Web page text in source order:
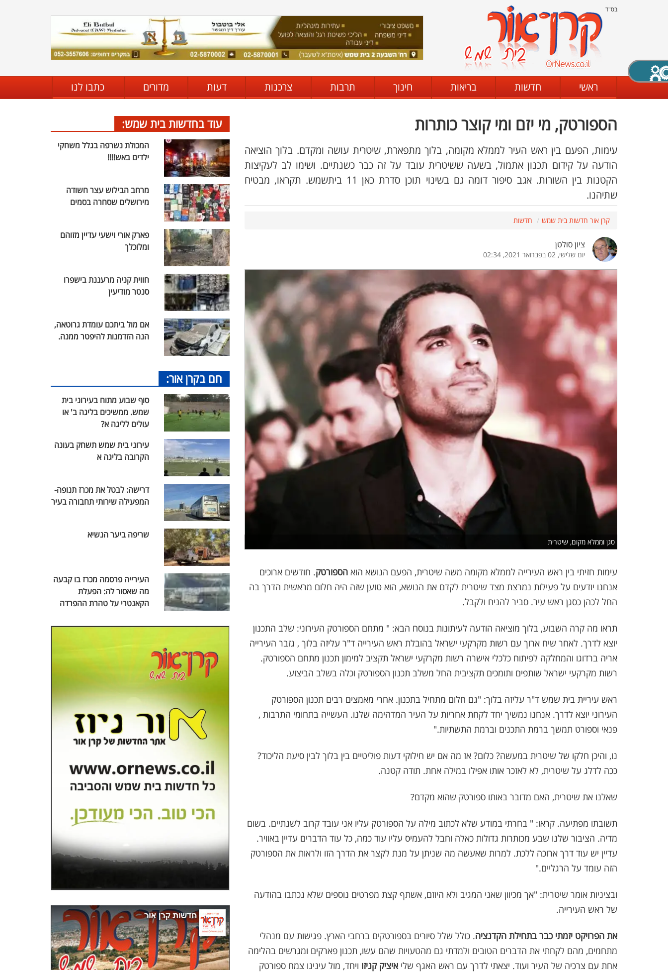
בס"ד
ראשי חדשות בריאות חינוך תרבות צרכנות דעות מדורים כתבו לנו
הספורטק, מי יזם ומי קוצר כותרות
עימות, הפעם בין ראש העיר לממלא מקומה, בלוך מתפארת, שיטרית עושה ומקדם. בלוך הוציאה
הודעה על קידום תכנון אתמול, בשעה ששיטרית עובד על זה כבר כשנתיים. ושימו לב לעקיצות
הקטנות בין השורות. אגב סיפור דומה גם בשינוי תוכן סדרת כאן 11 ביתשמש. תקראו, מבטיח
שתיהנו.
קרן אור חדשות בית שמש חדשות
ציון סולטן
יום שלישי, 02 בפברואר 2021, 02:34
סגן וממלא מקום, שיטרית
עימות חזיתי בין ראש העירייה לממלא מקומה משה שיטרית, הפעם הנושא הוא הספורטק. חודשים ארוכים
אנחנו יודעים על פעילות נמרצת מצד שיטרית לקדם את הנושא, הוא טוען שזה היה חלום מראשית הדרך בה
החל לכהן כסגן ראש עיר. סביר להניח ולקבל.
תראו מה קרה השבוע, בלוך מוציאה הודעה לעיתונות בנוסח הבא: " מתחם הספורטק העירוני: שלב התכנון
יוצא לדרך. לאחר שיח ארוך עם רשות מקרקעי ישראל בהובלת ראש העירייה ד"ר עליזה בלוך , גזבר העירייה
אריה ברדוגו והמחלקה לפיתוח כלכלי אישרה רשות מקרקעי ישראל תקציב למימון תכנון מתחם הספורטק.
רשות מקרקעי ישראל שותפים ותומכים תקציבית החל משלב תכנון הספורטק וכלה בשלב הביצוע.
ראש עיריית בית שמש ד"ר עליזה בלוך: "גם חלום מתחיל בתכנון. אחרי מאמצים רבים תכנון הספורטק
העירוני יוצא לדרך. אנחנו נמשיך יחד לקחת אחריות על העיר המדהימה שלנו. העשייה בתחומי התרבות ,
פנאי וספורט תמשך ברמת התכנים וברמת התשתיות."
נו, והיכן חלקו של שיטרית במעשה? כלום? אז מה אם יש חילוקי דעות פוליטיים בין בלוך לבין סיעת הליכוד?
ככה לדלג על שיטרית, לא לאזכר אותו אפילו במילה אחת. תודה קטנה.
שאלנו את שיטרית, האם מדובר באותו ספורטק שהוא מקדם?
תשובתו מפתיעה. קראו: " בחרתי במודע שלא לכתוב מילה על הספורטק עליו אני עובד קרוב לשנתיים. בשום
מדיה. הציבור שלנו שבע מכותרות גדולות כאלה וחבל להעמיס עליו עוד כמה, כל עוד הדברים עדיין באוויר.
עדיין יש עוד דרך ארוכה ללכת. למרות שאעשה מה שניתן על מנת לקצר את הדרך הזו ולראות את הספורטק
הזה עומד על הרגליים."
ובציניות אומר שיטרית: "אך מכיוון שאני המגיב ולא היוזם, אשתף קצת מפרטים נוספים שלא נכתבו בהודעה
של ראש העירייה.
את הפרויקט יזמתי כבר בתחילת הקדנציה. כולל שלל סיורים בספורטקים ברחבי הארץ. פגישות עם מנהלי
מתחמים, מהם לקחתי את הדברים הטובים ולמדתי גם מהטעויות שהם עשו, תכנון פארקים ומגרשים בהלימה
אחת עם צרכיה של העיר ועוד. יצאתי לדרך עם ראש האגף שליאיציק קניזו ויחד, מול עינינו צמח ספורטק
עוד בחדשות בית שמש:
המכולת נשרפה בגלל משחקי
ילדים באש!!!!
מרחב הבילוש עצר חשודה
מירושלים שסחרה בסמים
פארק אורי וישעי עדיין מזוהם
ומלוכלך
חווית קניה מרעננת בישפרו
סנטר מודיעין
אם מול ביתכם עומדת גרוטאה,
הנה הזדמנות להיפטר ממנה.
חם בקרן אור:
סוף שבוע מתוח בעירוני בית
שמש. ממשיכים בליגה ב' או
עולים לליגה א?
עירוני בית שמש תשחק בעונה
הקרובה בליגה א
דרישה: לבטל את מכרז תנופה-
המפעילה שירותי תחבורה בעיר
שריפה ביער הנשיא
העירייה פרסמה מכרז בו קבעה
מה שאסור לה: הפעלת
הקאנטרי על טהרת ההפרדה
X סגירה
מצב שחור - לבן קביעת ניגודיות
גופן קריא הגדלת האתר
הדגשת קישורים הדגשת כותרות
כיבוי הבהובים התאמת קריאה